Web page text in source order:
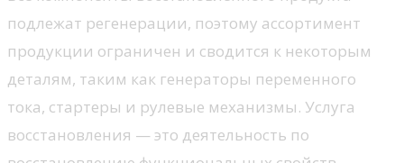
подлежат регенерации, поэтому ассортимент
продукции ограничен и сводится к некоторым
деталям, таким как генераторы переменного
тока, стартеры и рулевые механизмы. Услуга
восстановления — это деятельность по